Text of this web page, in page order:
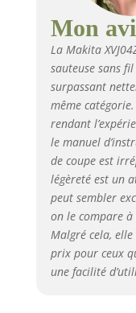
Mon
La Makita
sauteuse sans
surpassant
même
rendant
le manuel
de coupe est
légèreté est un
peut sembler
on le compare à
Malgré cela,
prix pour ceux
une facilité